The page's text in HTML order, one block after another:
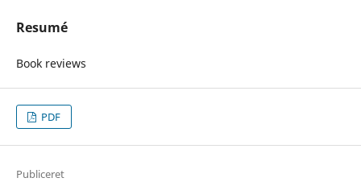
Resumé
Book reviews
PDF
Publiceret